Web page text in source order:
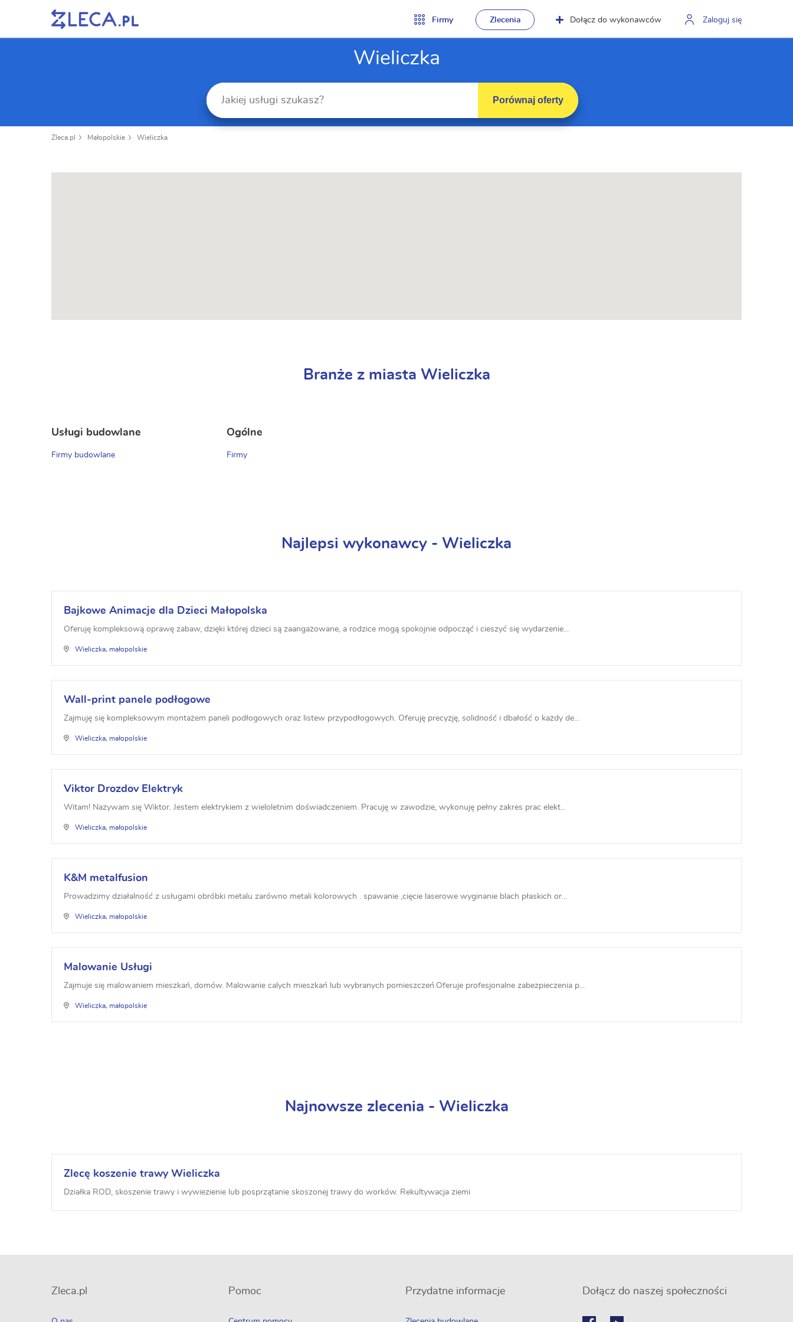
Firmy Zlecenia Dołącz do wykonawców Zaloguj się
Wieliczka
Porównaj oferty
Zleca.pl Małopolskie Wieliczka
Branże z miasta Wieliczka
Usługi budowlane
Firmy budowlane
Ogólne
Firmy
Najlepsi wykonawcy - Wieliczka
Bajkowe Animacje dla Dzieci Małopolska
Oferuję kompleksową oprawę zabaw, dzięki której dzieci są zaangażowane, a rodzice mogą spokojnie odpocząć i cieszyć się wydarzenie...
Wieliczka, małopolskie
Wall-print panele podłogowe
Zajmuję się kompleksowym montażem paneli podłogowych oraz listew przypodłogowych. Oferuję precyzję, solidność i dbałość o każdy de...
Wieliczka, małopolskie
Viktor Drozdov Elektryk
Witam! Nazywam się Wiktor. Jestem elektrykiem z wieloletnim doświadczeniem. Pracuję w zawodzie, wykonuję pełny zakres prac elekt...
Wieliczka, małopolskie
K&M metalfusion
Prowadzimy działalność z usługami obróbki metalu zarówno metali kolorowych . spawanie ,cięcie laserowe wyginanie blach płaskich or...
Wieliczka, małopolskie
Malowanie Usługi
Zajmuje się malowaniem mieszkań, domów. Malowanie calych mieszkań lub wybranych pomieszczeń.Oferuje profesjonalne zabezpieczenia p...
Wieliczka, małopolskie
Najnowsze zlecenia - Wieliczka
Zlecę koszenie trawy Wieliczka
Działka ROD, skoszenie trawy i wywiezienie lub posprzątanie skoszonej trawy do worków. Rekultywacja ziemi
Zleca.pl Pomoc Przydatne informacje Dołącz do naszej społeczności